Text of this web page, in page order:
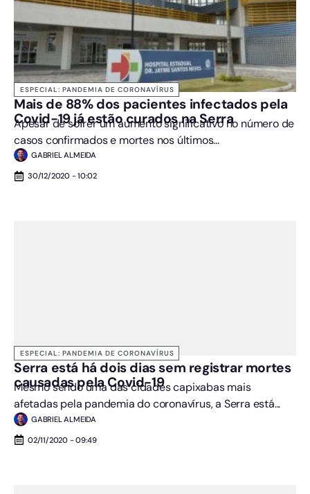
ESPECIAL: PANDEMIA DE CORONAVÍRUS
Mais de 88% dos pacientes infectados pela
Covid-19 já estão curados na Serra
Apesar de sofrer um aumento significativo no número de
casos confirmados e mortes nos últimos...
GABRIEL ALMEIDA
30/12/2020 - 10:02
ESPECIAL: PANDEMIA DE CORONAVÍRUS
Serra está há dois dias sem registrar mortes
causadas pela Covid-19
Mesmo sendo uma das cidades capixabas mais
afetadas pela pandemia do coronavírus, a Serra está...
GABRIEL ALMEIDA
02/11/2020 - 09:49